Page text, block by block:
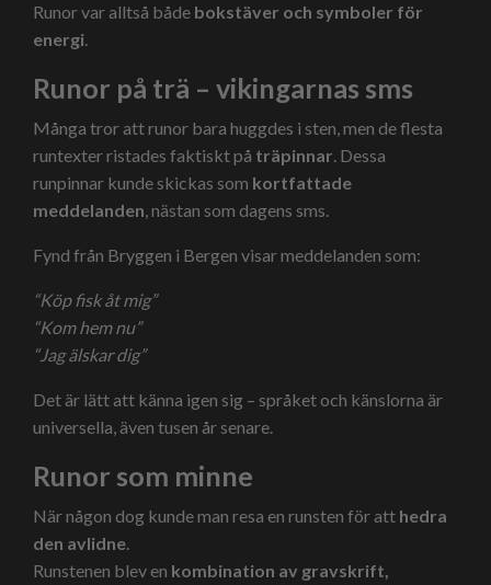
Runor var alltså både bokstäver och symboler för
energi.
Runor på trä – vikingarnas sms
Många tror att runor bara huggdes i sten, men de flesta
runtexter ristades faktiskt på träpinnar. Dessa
runpinnar kunde skickas som kortfattade
meddelanden, nästan som dagens sms.
Fynd från Bryggen i Bergen visar meddelanden som:
“Köp fisk åt mig”
“Kom hem nu”
“Jag älskar dig”
Det är lätt att känna igen sig – språket och känslorna är
universella, även tusen år senare.
Runor som minne
När någon dog kunde man resa en runsten för att hedra
den avlidne.
Runstenen blev en kombination av gravskrift,